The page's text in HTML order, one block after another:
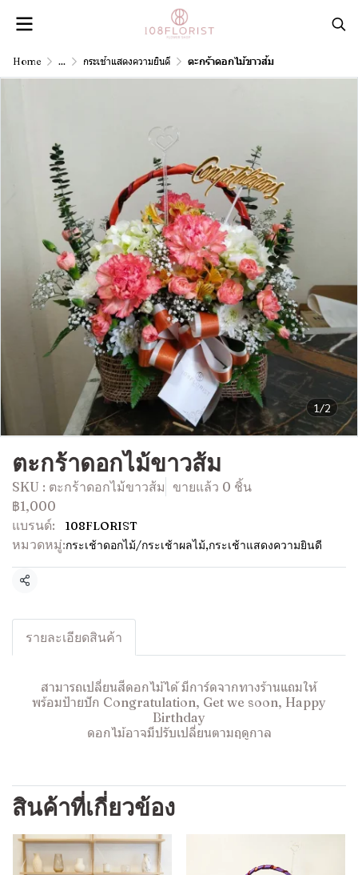
Home ... กระเช้าแสดงความยินดี ตะกร้าดอกไม้ขาวส้ม
1/2
ตะกร้าดอกไม้ขาวส้ม
SKU : ตะกร้าดอกไม้ขาวส้ม ขายแล้ว 0 ชิ้น
฿1,000
แบรนด์:
108FLORIST
หมวดหมู่:กระเช้าดอกไม้/กระเช้าผลไม้,กระเช้าแสดงความยินดี
แชร์
รายละเอียดสินค้า
สามารถเปลี่ยนสีดอกไม้ได้ มีการ์ดจากทางร้านแถมให้
พร้อมป้ายปัก Congratulation, Get we soon, Happy
Birthday
ดอกไม้อาจมีปรับเปลี่ยนตามฤดูกาล
สินค้าที่เกี่ยวข้อง